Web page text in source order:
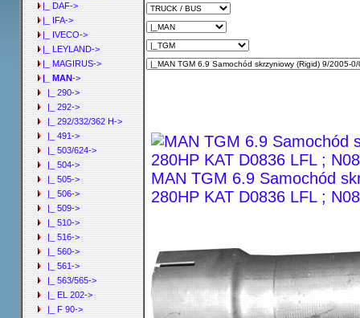
|_ DAF->
|_ IFA->
|_ IVECO->
|_ LEYLAND->
|_ MAGIRUS->
|_ MAN->
|_ 290->
|_ 292->
|_ 292/332/362 H->
|_ 491->
|_ 503/624->
|_ 504->
|_ 505->
|_ 506->
|_ 509->
|_ 510->
|_ 516->
|_ 560->
|_ 561->
|_ 563/565->
|_ EL 202->
|_ F 90->
MAN TGM 6.9 Samochód
280HP KAT D0836 LFL ;